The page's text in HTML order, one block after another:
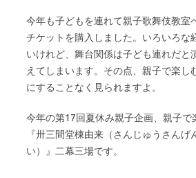
今年も子どもを連れて親子歌舞伎教室
チケットを購入しました。いろいろな
いけれど、舞台関係は子ども連れだと
えてしまいます。その点、親子で楽し
にすることなく見られますよ。
今年の第17回夏休み親子企画、親子で
『卅三間堂棟由来（さんじゅうさんげ
い）』二幕三場です。